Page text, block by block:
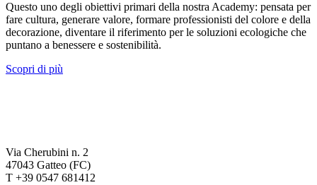
Questo uno degli obiettivi primari della nostra Academy: pensata per
fare cultura, generare valore, formare professionisti del colore e della
decorazione, diventare il riferimento per le soluzioni ecologiche che
puntano a benessere e sostenibilità.
Scopri di più
Via Cherubini n. 2
47043 Gatteo (FC)
T +39 0547 681412